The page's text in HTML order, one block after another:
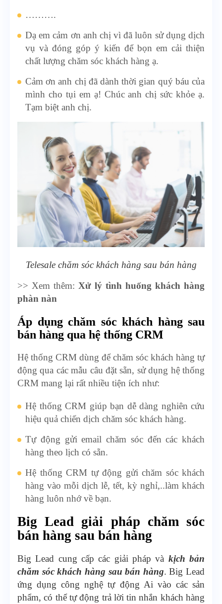
……….
Dạ em cảm ơn anh chị vì đã luôn sử dụng dịch
vụ và đóng góp ý kiến để bọn em cải thiện
chất lượng chăm sóc khách hàng ạ.
Cảm ơn anh chị đã dành thời gian quý báu của
mình cho tụi em ạ! Chúc anh chị sức khỏe ạ.
Tạm biệt anh chị.
Telesale chăm sóc khách hàng sau bán hàng
>> Xem thêm:Xử lý tình huống khách hàng
phàn nàn
Áp dụng chăm sóc khách hàng sau
bán hàng qua hệ thống CRM
Hệ thống CRM dùng để chăm sóc khách hàng tự
động qua các mẫu câu đặt sẵn, sử dụng hệ thống
CRM mang lại rất nhiều tiện ích như:
Hệ thống CRM giúp bạn dễ dàng nghiên cứu
hiệu quả chiến dịch chăm sóc khách hàng.
Tự động gửi email chăm sóc đến các khách
hàng theo lịch có sẵn.
Hệ thống CRM tự động gửi chăm sóc khách
hàng vào mỗi dịch lễ, tết, kỳ nghỉ,..làm khách
hàng luôn nhớ về bạn.
Big Lead giải pháp chăm sóc
bán hàng sau bán hàng
Big Lead cung cấp các giải pháp và kịch bản
chăm sóc khách hàng sau bán hàng. Big Lead
ứng dụng công nghệ tự động Ai vào các sản
phẩm, có thể tự động trả lời tin nhắn khách hàng